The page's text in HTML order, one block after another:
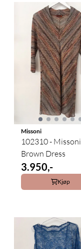
Missoni
102310 - Missoni
Brown Dress
3.950,-
Kjøp